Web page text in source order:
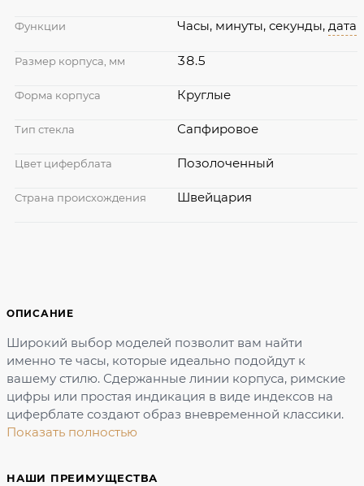
ОПИСАНИЕ
Широкий выбор моделей позволит вам найти
именно те часы, которые идеально подойдут к
вашему стилю. Сдержанные линии корпуса, римские
цифры или простая индикация в виде индексов на
циферблате создают образ вневременной классики.
Показать полностью
НАШИ ПРЕИМУЩЕСТВА
Функции Часы, минуты, секунды, дата
Размер корпуса, мм 38.5
Форма корпуса Круглые
Тип стекла Сапфировое
Цвет циферблата Позолоченный
Страна происхождения Швейцария